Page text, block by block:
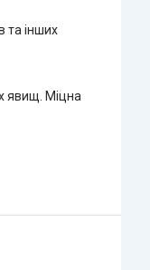
та інших
явищ. Міцна